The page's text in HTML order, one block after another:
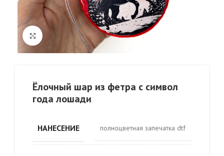
Click to enlarge
Ёлочный шар из фетра с символ
года лошади
НАНЕСЕНИЕ полноцветная запечатка dtf